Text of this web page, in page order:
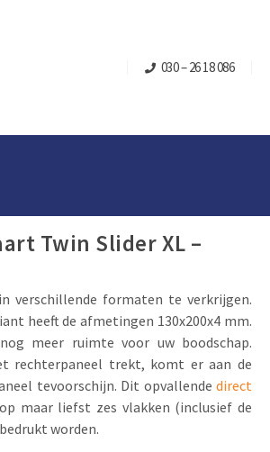
030 – 26 18 086
Twin Slider XL –
verschillende formaten te verkrijgen.
heeft de afmetingen 130x200x4 mm.
meer ruimte voor uw boodschap.
rechterpaneel trekt, komt er aan de
tevoorschijn. Dit opvallende direct
maar liefst zes vlakken (inclusief de
worden.